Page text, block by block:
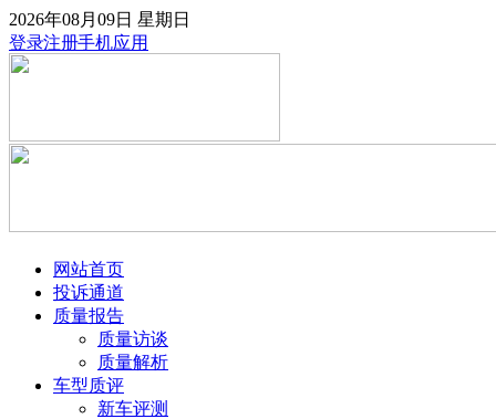
2026年08月09日 星期日
登录注册手机应用
网站首页
投诉通道
质量报告
质量访谈
质量解析
车型质评
新车评测